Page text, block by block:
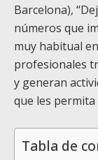
Barcelona),
números que
muy habitual
profesionales
y generan
que les permita
Tabla de